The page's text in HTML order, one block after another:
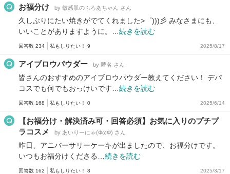
お福分け by 敏感肌のふろあちゃん さん
久しぶりにたい焼きがでてくれました>゜)))彡 みなさまにも、
いいことがありますように。… 続きを読む
回答数 234 私もしりたい！ 9 2025/8/17
アイブロウパウダー by 匿名 さん
皆さんのおすすめのアイブロウパウダー教えてください！ デパ
コスでも何でもおっけいです… 続きを読む
回答数 168 私もしりたい！ 0 2025/6/14
【お福分け・解決済み可・回答必須】お気に入りのプチプ
ラコスメ
by あいりーにゃ(ФωФ) さん
昨日、アニバーサリーケーキが出ましたので、お福分けです。
いつもお福分けくださる… 続きを読む
回答数 162 私もしりたい！ 8 2025/3/17